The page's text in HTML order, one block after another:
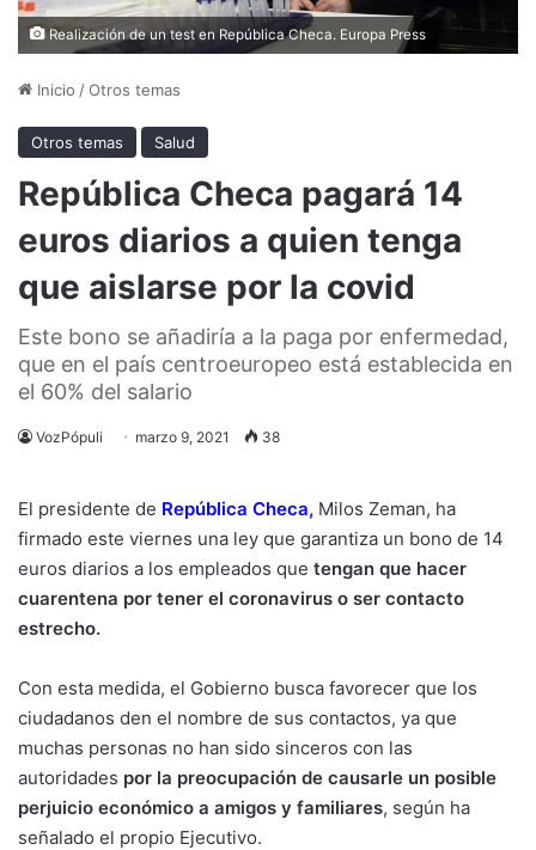
Realización de un test en República Checa. Europa Press
Inicio /Otros temas
Otros temas Salud
República Checa pagará 14
euros diarios a quien tenga
que aislarse por la covid
Este bono se añadiría a la paga por enfermedad,
que en el país centroeuropeo está establecida en
el 60% del salario
VozPópuli marzo 9, 2021 38
El presidente de República Checa, Milos Zeman, ha
firmado este viernes una ley que garantiza un bono de 14
euros diarios a los empleados que tengan que hacer
cuarentena por tener el coronavirus o ser contacto
estrecho.
Con esta medida, el Gobierno busca favorecer que los
ciudadanos den el nombre de sus contactos, ya que
muchas personas no han sido sinceros con las
autoridades por la preocupación de causarle un posible
perjuicio económico a amigos y familiares, según ha
señalado el propio Ejecutivo.